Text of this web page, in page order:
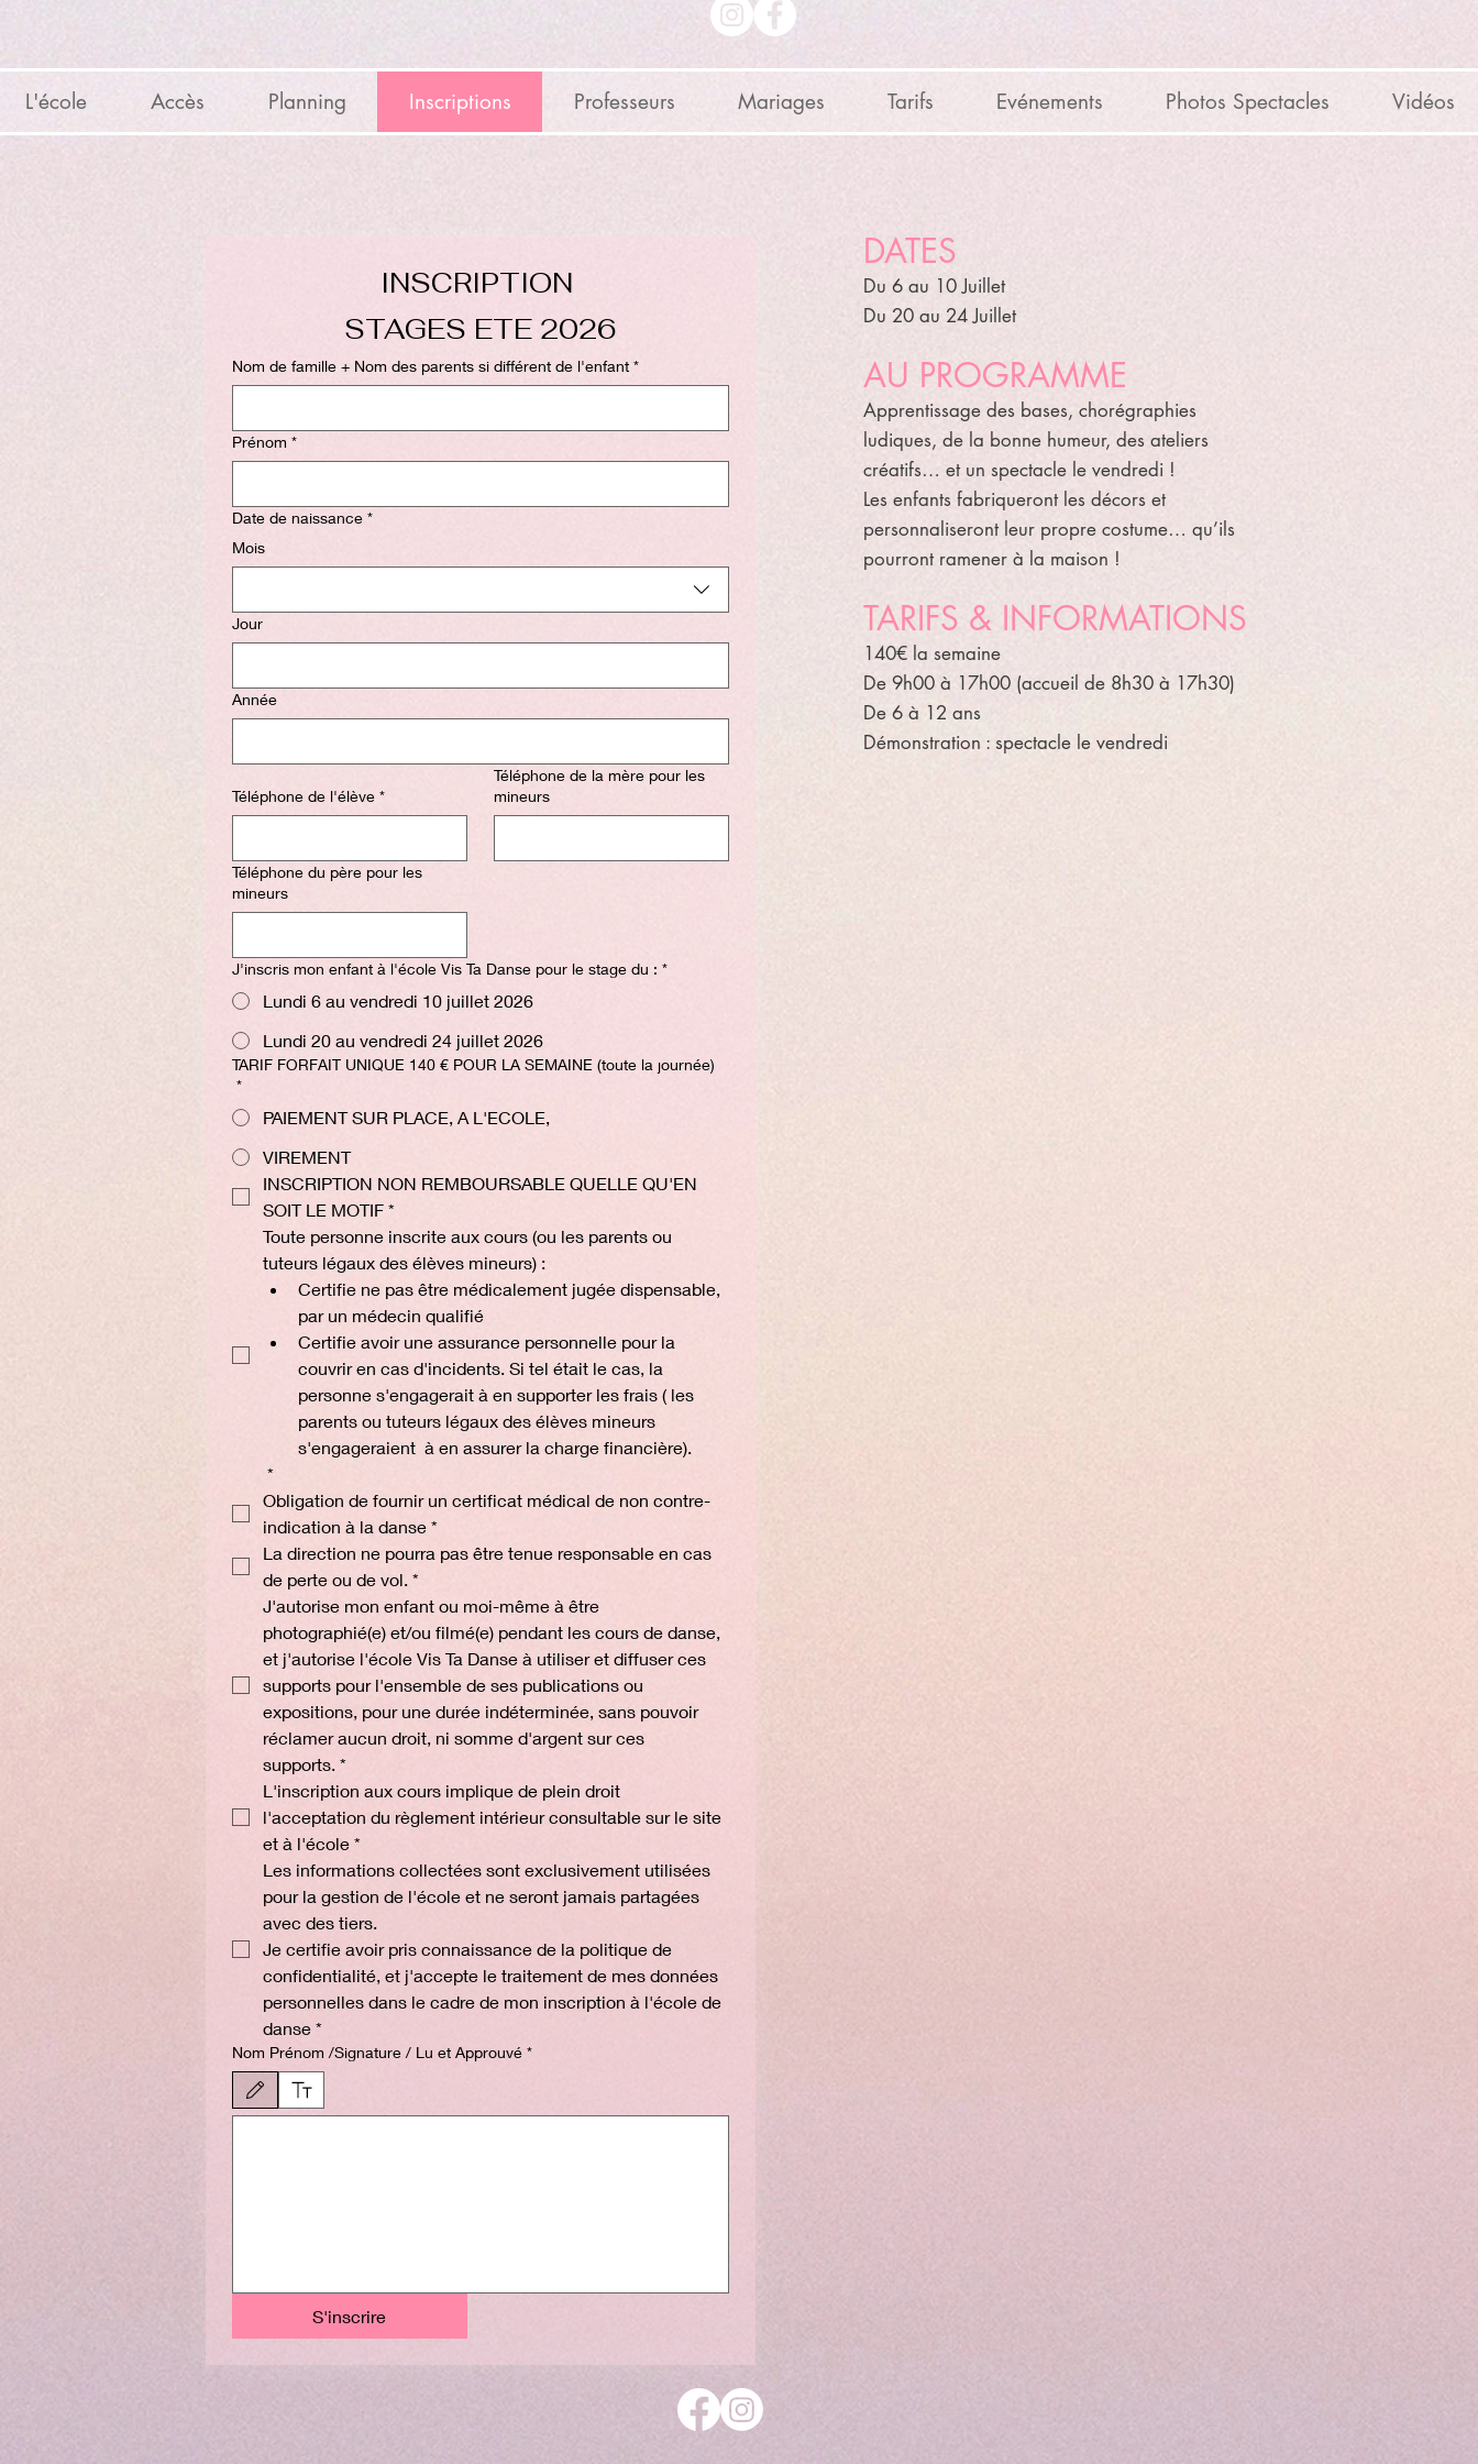
L'école Accès Planning Inscriptions Professeurs Mariages Tarifs Evénements Photos Spectacles Vidéos
STAGES ETE 2026
Nom de famille + Nom des parents si différent de l'enfant *
Prénom *
Date de naissance *
Mois
Jour
Année
Téléphone de l'élève *
Téléphone de la mère pour les
mineurs
Téléphone du père pour les
mineurs
J'inscris mon enfant à l'école Vis Ta Danse pour le stage du : *
Lundi 6 au vendredi 10 juillet 2026
Lundi 20 au vendredi 24 juillet 2026
TARIF FORFAIT UNIQUE 140 € POUR LA SEMAINE (toute la journée)
*
PAIEMENT SUR PLACE, A L'ECOLE,
VIREMENT
INSCRIPTION NON REMBOURSABLE QUELLE QU'EN
SOIT LE MOTIF *
Toute personne inscrite aux cours (ou les parents ou
tuteurs légaux des élèves mineurs) :
Certifie ne pas être médicalement jugée dispensable,
par un médecin qualifié
Certifie avoir une assurance personnelle pour la
couvrir en cas d'incidents. Si tel était le cas, la
personne s'engagerait à en supporter les frais ( les
parents ou tuteurs légaux des élèves mineurs
s'engageraient  à en assurer la charge financière).
*
Obligation de fournir un certificat médical de non contre-
indication à la danse *
La direction ne pourra pas être tenue responsable en cas
de perte ou de vol. *
J'autorise mon enfant ou moi-même à être
photographié(e) et/ou filmé(e) pendant les cours de danse,
et j'autorise l'école Vis Ta Danse à utiliser et diffuser ces
supports pour l'ensemble de ses publications ou
expositions, pour une durée indéterminée, sans pouvoir
réclamer aucun droit, ni somme d'argent sur ces
supports. *
L'inscription aux cours implique de plein droit
l'acceptation du règlement intérieur consultable sur le site
et à l'école *
Les informations collectées sont exclusivement utilisées
pour la gestion de l'école et ne seront jamais partagées
avec des tiers.
Je certifie avoir pris connaissance de la politique de
confidentialité, et j'accepte le traitement de mes données
personnelles dans le cadre de mon inscription à l'école de
danse *
Nom Prénom /Signature / Lu et Approuvé *
Le mode de dessin a été sélectionné. Le dessin nécessite une souris ou un pavé tactile. Pour l'accessibilité du clavier, sélectionnez « Saisir » ou « Importer ».
S'inscrire
DATES
Du 6 au 10 Juillet
Du 20 au 24 Juillet
AU PROGRAMME
Apprentissage des bases, chorégraphies
ludiques, de la bonne humeur, des ateliers
créatifs… et un spectacle le vendredi !
Les enfants fabriqueront les décors et
personnaliseront leur propre costume… qu’ils
pourront ramener à la maison !
TARIFS & INFORMATIONS
140€ la semaine
De 9h00 à 17h00 (accueil de 8h30 à 17h30)
De 6 à 12 ans
Démonstration : spectacle le vendredi